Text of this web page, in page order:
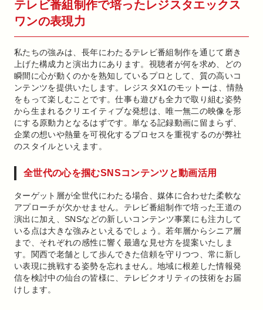
テレビ番組制作で培ったレジスタエックス
ワンの表現力
私たちの強みは、長年にわたるテレビ番組制作を通じて磨き
上げた構成力と演出力にあります。視聴者が何を求め、どの
瞬間に心が動くのかを熟知しているプロとして、質の高いコ
ンテンツを提供いたします。レジスタX1のモットーは、情熱
をもって楽しむことです。仕事も遊びも全力で取り組む姿勢
から生まれるクリエイティブな発想は、唯一無二の映像を形
にする原動力となるはずです。単なる記録動画に留まらず、
企業の想いや熱量を可視化するプロセスを重視するのが弊社
のスタイルといえます。
全世代の心を掴むSNSコンテンツと動画活用
ターゲット層が全世代にわたる場合、媒体に合わせた柔軟な
アプローチが欠かせません。テレビ番組制作で培った王道の
演出に加え、SNSなどの新しいコンテンツ事業にも注力して
いる点は大きな強みといえるでしょう。若年層からシニア層
まで、それぞれの感性に響く最適な見せ方を提案いたしま
す。関西で老舗として歩んできた信頼を守りつつ、常に新し
い表現に挑戦する姿勢を忘れません。地域に根差した情報発
信を検討中の仙台の皆様に、テレビクオリティの技術をお届
けします。